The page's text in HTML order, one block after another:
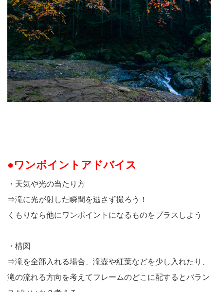
●ワンポイントアドバイス
・天気や光の当たり方
⇒滝に光が射した瞬間を逃さず撮ろう！
くもりなら他にワンポイントになるものをプラスしよう
・構図
⇒滝を全部入れる場合、滝壺や紅葉などを少し入れたり、
滝の流れる方向を考えてフレームのどこに配するとバラン